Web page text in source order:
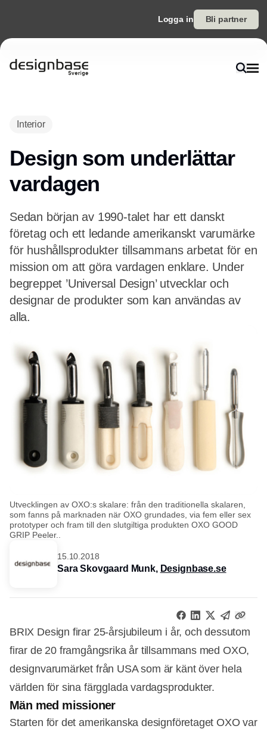
Logga in Bli partner
Interior
Design som underlättar
vardagen
Sedan början av 1990-talet har ett danskt
företag och ett ledande amerikanskt varumärke
för hushållsprodukter tillsammans arbetat för en
mission om att göra vardagen enklare. Under
begreppet ’Universal Design’ utvecklar och
designar de produkter som kan användas av
alla.
Utvecklingen av OXO:s skalare: från den traditionella skalaren,
som fanns på marknaden när OXO grundades, via fem eller sex
prototyper och fram till den slutgiltiga produkten OXO GOOD
GRIP Peeler..
15.10.2018
Sara Skovgaard Munk, Designbase.se
BRIX Design firar 25-årsjubileum i år, och dessutom
firar de 20 framgångsrika år tillsammans med OXO,
designvarumärket från USA som är känt över hela
världen för sina färgglada vardagsprodukter.
Män med missioner
Starten för det amerikanska designföretaget OXO var